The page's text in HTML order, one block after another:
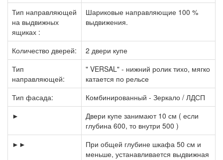
Тип направляющей
на выдвижных
ящиках :
Шариковые направляющие 100 %
выдвижения.
Количество дверей:
2 двери купе
Тип
направляющей:
" VERSAL" - нижний ролик тихо, мягко
катается по рельсе
Тип фасада:
Комбинированный - Зеркало / ЛДСП
►
Двери купе занимают 10 см ( если
глубина 600, то внутри 500 )
►►
При общей глубине шкафа 50 см и
меньше, устанавливается выдвижная